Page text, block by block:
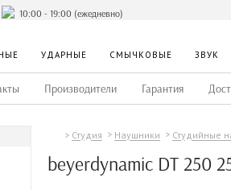
10:00 - 19:00 (ежедневно)
УДАРНЫЕ СМЫЧКОВЫЕ ЗВУК
Производители Гарантия
Студия Наушники Студийные
beyerdynamic DT 250